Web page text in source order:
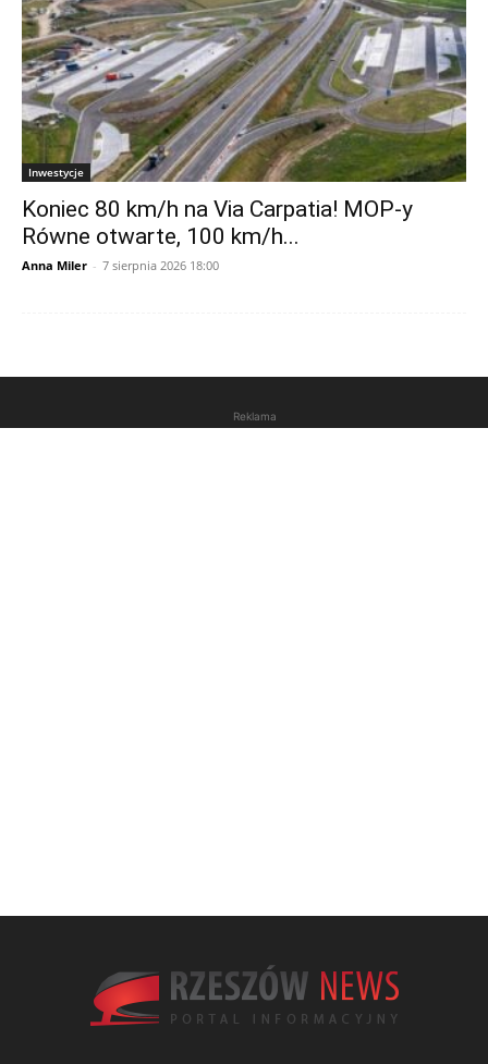
Inwestycje
Koniec 80 km/h na Via Carpatia! MOP-y
Równe otwarte, 100 km/h...
Anna Miler - 7 sierpnia 2026 18:00
Reklama